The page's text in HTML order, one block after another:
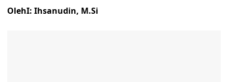
OlehI: Ihsanudin, M.Si